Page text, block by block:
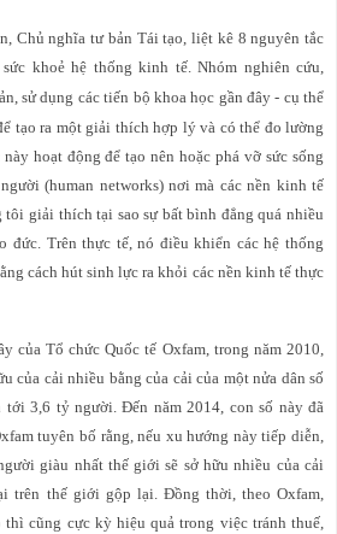
Chủ nghĩa tư bản Tái tạo, liệt kê 8 nguyên tắc
khoẻ hệ thống kinh tế. Nhóm nghiên cứu,
sử dụng các tiến bộ khoa học gần đây - cụ thể
tạo ra một giải thích hợp lý và có thể đo lường
hoạt động để tạo nên hoặc phá vỡ sức sống
(human networks) nơi mà các nền kinh tế
tôi giải thích tại sao sự bất bình đẳng quá nhiều
đức. Trên thực tế, nó điều khiển các hệ thống
cách hút sinh lực ra khỏi các nền kinh tế thực
của Tổ chức Quốc tế Oxfam, trong năm 2010,
của cải nhiều bằng của cải của một nửa dân số
tới 3,6 tỷ người. Đến năm 2014, con số này đã
tuyên bố rằng, nếu xu hướng này tiếp diễn,
giàu nhất thế giới sẽ sở hữu nhiều của cải
trên thế giới gộp lại. Đồng thời, theo Oxfam,
cũng cực kỳ hiệu quả trong việc tránh thuế,